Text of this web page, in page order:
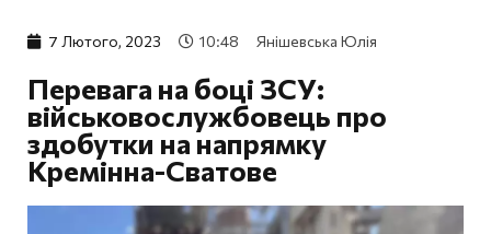
7 Лютого, 2023 10:48 Янішевська Юлія
Перевага на боці ЗСУ:
військовослужбовець про
здобутки на напрямку
Кремінна-Сватове